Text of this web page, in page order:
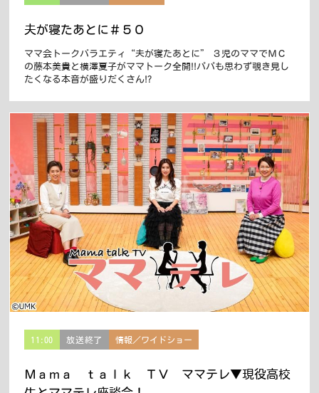
夫が寝たあとに＃５０
ママ会トークバラエティ“夫が寝たあとに” ３児のママでＭＣ
の藤本美貴と横澤夏子がママトーク全開!!パパも思わず覗き見し
たくなる本音が盛りだくさん!?
11:00 放送終了 情報／ワイドショー
Ｍａｍａ ｔａｌｋ ＴＶ ママテレ▼現役高校